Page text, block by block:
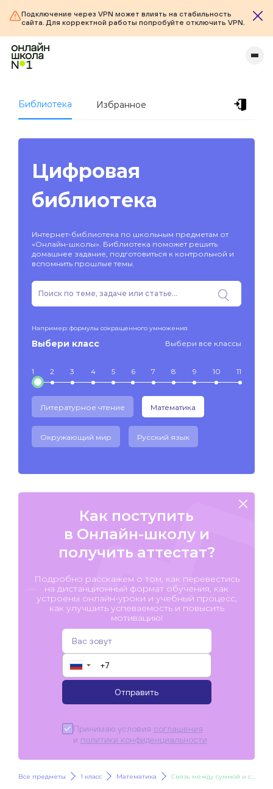
Подключение через VPN может влиять на стабильность
сайта. Для корректной работы попробуйте отключить VPN.
Библиотека Избранное
Цифровая
библиотека
Интернет-библиотека по школьным предметам от
«Онлайн-школы». Библиотека поможет решить
домашнее задание, подготовиться к контрольной и
вспомнить прошлые темы.
Например: формулы сокращенного умножения
Выбери класс Выбери все классы
1 2 3 4 5 6 7 8 9 10 11
Литературное чтение Математика
Окружающий мир Русский язык
Как поступить
в Онлайн-школу и
получить аттестат?
Подробно расскажем о том, как перевестись
на дистанционный формат обучения, как
устроены онлайн-уроки и учебный процесс,
как улучшить успеваемость и повысить
мотивацию!
▼
Отправить
Принимаю условия соглашения
и политики конфиденциальности
Все предметы 1 класс Математика Связь между суммой и слагаемыми.